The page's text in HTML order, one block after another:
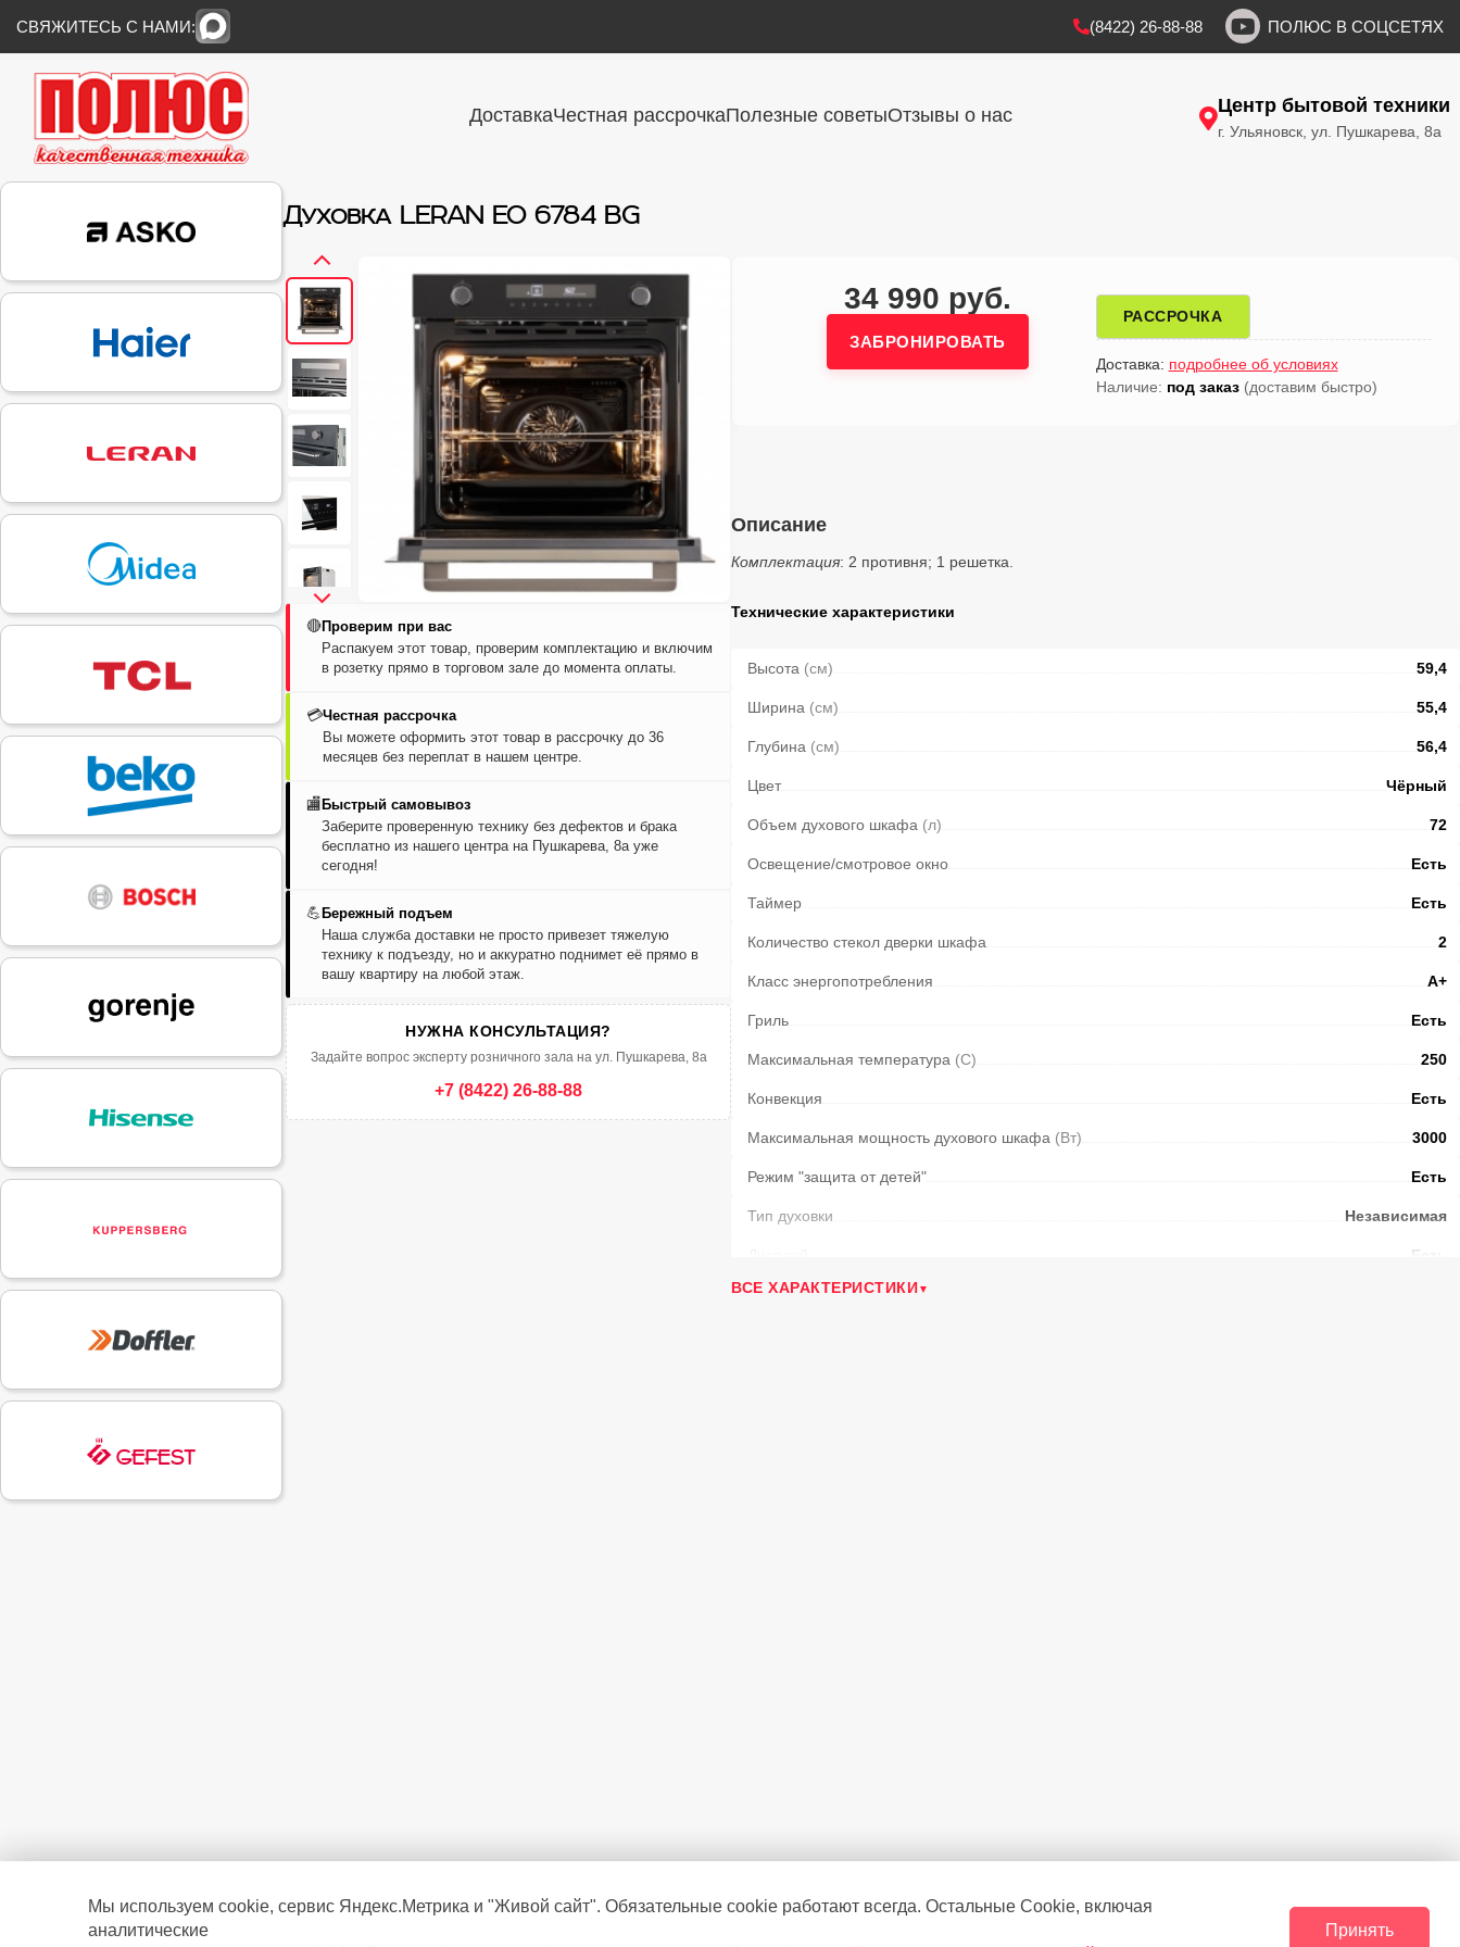
СВЯЖИТЕСЬ С НАМИ: (8422) 26-88-88 ПОЛЮС В СОЦСЕТЯХ
ДоставкаЧестная рассрочкаПолезные советыОтзывы о нас Центр бытовой техники
г. Ульяновск, ул. Пушкарева, 8а
Духовка LERAN EO 6784 BG
🔴Проверим при вас
Распакуем этот товар, проверим комплектацию и включим
в розетку прямо в торговом зале до момента оплаты.
💳Честная рассрочка
Вы можете оформить этот товар в рассрочку до 36
месяцев без переплат в нашем центре.
🏬 Быстрый самовывоз
Заберите проверенную технику без дефектов и брака
бесплатно из нашего центра на Пушкарева, 8а уже
сегодня!
💪 Бережный подъем
Наша служба доставки не просто привезет тяжелую
технику к подъезду, но и аккуратно поднимет её прямо в
вашу квартиру на любой этаж.
НУЖНА КОНСУЛЬТАЦИЯ?
Задайте вопрос эксперту розничного зала на ул. Пушкарева, 8а
+7 (8422) 26-88-88
34 990 руб.
ЗАБРОНИРОВАТЬ
РАССРОЧКА
Доставка: подробнее об условиях
Наличие: под заказ(доставим быстро)
Описание
Комплектация: 2 противня; 1 решетка.
Технические характеристики
Высота (см) 59,4
Ширина (см) 55,4
Глубина (см) 56,4
Цвет Чёрный
Объем духового шкафа (л) 72
Освещение/смотровое окно Есть
Таймер Есть
Количество стекол дверки шкафа 2
Класс энергопотребления А+
Гриль Есть
Максимальная температура (С) 250
Конвекция Есть
Максимальная мощность духового шкафа (Вт) 3000
Режим "защита от детей" Есть
Тип духовки Независимая
Есть
Программа размораживания
ВСЕ ХАРАКТЕРИСТИКИ
Мы используем cookie, сервис Яндекс.Метрика и "Живой сайт". Обязательные cookie работают всегда. Остальные Сookie, включая
аналитические
Принять